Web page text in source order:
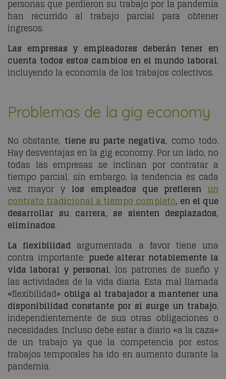
personas que perdieron su trabajo por la pandemia
han recurrido al trabajo parcial para obtener
ingresos.
Las empresas y empleadores deberán tener en
cuenta todos estos cambios en el mundo laboral,
incluyendo la economía de los trabajos colectivos.
Problemas de la gig economy
No obstante, tiene su parte negativa, como todo.
Hay desventajas en la gig economy. Por un lado, no
todas las empresas se inclinan por contratar a
tiempo parcial, sin embargo, la tendencia es cada
vez mayor y los empleados que prefierenun
contrato tradicional a tiempo completo, en el que
desarrollar su carrera, se sienten desplazados,
eliminados.
La flexibilidad argumentada a favor tiene una
contra importante: puede alterar notablemente la
vida laboral y personal, los patrones de sueño y
las actividades de la vida diaria. Esta mal llamada
«flexibilidad» obliga al trabajador a mantener una
disponibilidad constante por si surge un trabajo,
independientemente de sus otras obligaciones o
necesidades. Incluso debe estar a diario «a la caza»
de un trabajo ya que la competencia por estos
trabajos temporales ha ido en aumento durante la
pandemia.